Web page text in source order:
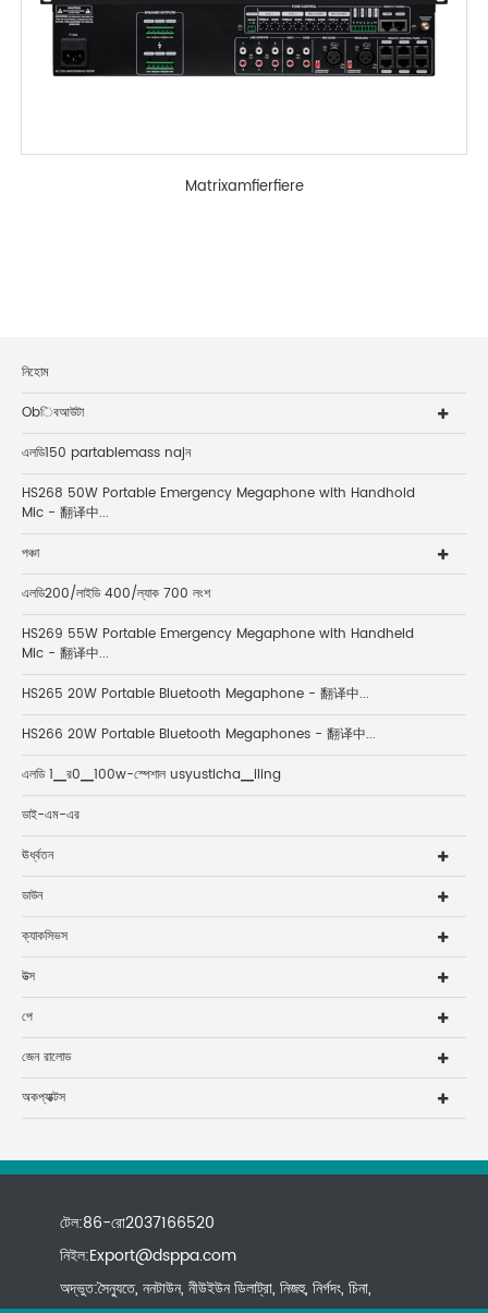
Matrixamfierfiere
নিহোম
Obিবআউটা
এলডি150 partablemass najন
HS268 50W Portable Emergency Megaphone with Handhold
Mic - 翻译中...
পঞ্চা
এলডি200/লাইডি 400/ল্যাক 700 লংশ
HS269 55W Portable Emergency Megaphone with Handheld
Mic - 翻译中...
HS265 20W Portable Bluetooth Megaphone - 翻译中...
HS266 20W Portable Bluetooth Megaphones - 翻译中...
এলডি 1▁র0▁100w-স্পেশাল usyusticha▁iling
ডাই-এম-এর
ঊর্ধ্বতন
ডাউন
ক্যাকসিভস
উত্স
পে
জেন রালোড
অকপ্যাক্টস
টেল:86-রো2037166520
নিইল:Export@dsppa.com
অদ্ভুত:সৈন্যুতে, ননটাউন, নীউইউন ডিলাট্রা, নিজহু, নির্গদং, চিনা,